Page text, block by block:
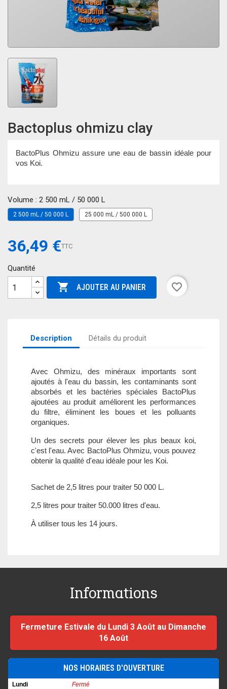
Bactoplus ohmizu clay
BactoPlus Ohmizu assure une eau de bassin idéale pour
vos Koi.
Volume : 2 500 mL / 50 000 L
2 500 mL / 50 000 L 25 000 mL / 500 000 L
36,49 €TTC
Quantité
 AJOUTER AU PANIER favorite_border
Description Détails du produit
Avec Ohmizu, des minéraux importants sont
ajoutés à l'eau du bassin, les contaminants sont
absorbés et les bactéries spéciales BactoPlus
ajoutées au produit améliorent les performances
du filtre, éliminent les boues et les polluants
organiques.
Un des secrets pour élever les plus beaux koi,
c'est l'eau. Avec BactoPlus Ohmizu, vous pouvez
obtenir la qualité d'eau idéale pour les Koi.
Sachet de 2,5 litres pour traiter 50 000 L.
2,5 litres pour traiter 50.000 litres d'eau.
À utiliser tous les 14 jours.
Informations
Fermeture Estivale du Lundi 3 Août au Dimanche
16 Août
NOS HORAIRES D'OUVERTURE
Lundi Fermé